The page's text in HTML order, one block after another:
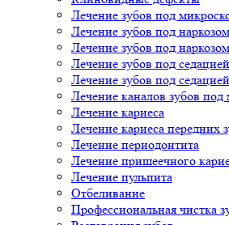
Лечение зубов под
Лечение зубов под наркозом
Лечение зубов под
Лечение зубов под седацией
Лечение зубов под
Лечение каналов зубов
Лечение кариеса
Лечение кариеса передних
Лечение периодонтита
Лечение пришеечного
Лечение пульпита
Отбеливание
Профессиональная чистка